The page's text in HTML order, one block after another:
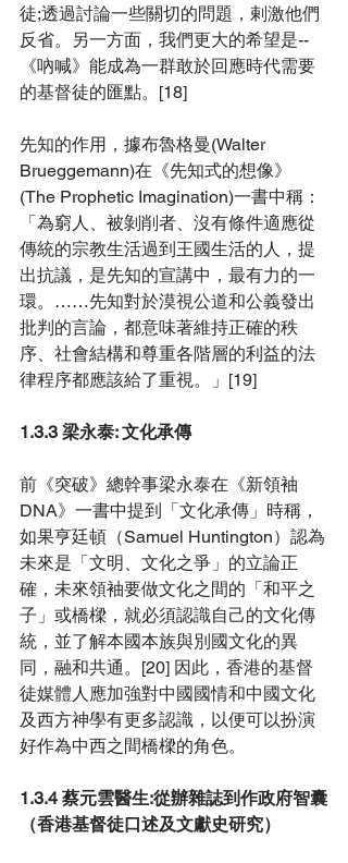
徒;透過討論一些關切的問題，剌激他們
反省。另一方面，我們更大的希望是--
《吶喊》能成為一群敢於回應時代需要
的基督徒的匯點。[18]
先知的作用，據布魯格曼(Walter
Brueggemann)在《先知式的想像》
(The Prophetic Imagination)一書中稱：
「為窮人、被剝削者、沒有條件適應從
傳統的宗教生活過到王國生活的人，提
出抗議，是先知的宣講中，最有力的一
環。……先知對於漠視公道和公義發出
批判的言論，都意味著維持正確的秩
序、社會結構和尊重各階層的利益的法
律程序都應該給了重視。」[19]
1.3.3 梁永泰: 文化承傳
前《突破》總幹事梁永泰在《新領袖
DNA》一書中提到「文化承傳」時稱，
如果亨廷頓（Samuel Huntington）認為
未來是「文明 、 文化之爭」的立論正
確，未來領袖要做文化之間的「和平之
子」或橋樑，就必須認識自己的文化傳
統，並了解本國本族與別國文化的異
同，融和共通。[20] 因此，香港的基督
徒媒體人應加強對中國國情和中國文化
及西方神學有更多認識，以便可以扮演
好作為中西之間橋樑的角色。
1.3.4 蔡元雲醫生:從辦雜誌到作政府智囊
（香港基督徒口述及文獻史研究）